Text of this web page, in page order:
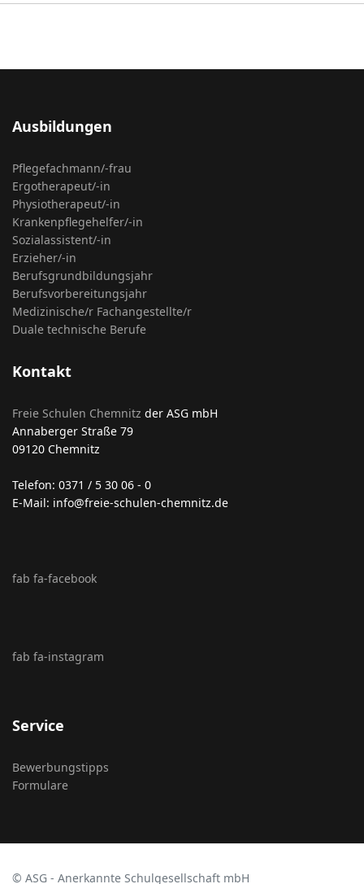
Ausbildungen
Pflegefachmann/-frau
Ergotherapeut/-in
Physiotherapeut/-in
Krankenpflegehelfer/-in
Sozialassistent/-in
Erzieher/-in
Berufsgrundbildungsjahr
Berufsvorbereitungsjahr
Medizinische/r Fachangestellte/r
Duale technische Berufe
Kontakt
Freie Schulen Chemnitz der ASG mbH
Annaberger Straße 79
09120 Chemnitz
Telefon: 0371 / 5 30 06 - 0
E-Mail: info@freie-schulen-chemnitz.de
fab fa-facebook
fab fa-instagram
Service
Bewerbungstipps
Formulare
© ASG - Anerkannte Schulgesellschaft mbH